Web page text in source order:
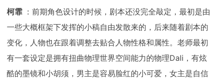
柯霏 ：前期角色设计的时候，剧本还没完全敲定，最初是由
一些大概框架下发挥的小稿自由发散来的，后来随着剧本的
变化，人物也在跟着调整去贴合人物性格和属性。老师最初
有一套设定是拥有扭曲物理世界空间能力的物理Dali，有炫
酷的墨镜和小胡须，男主是容易脸红的小可爱，女主是自信